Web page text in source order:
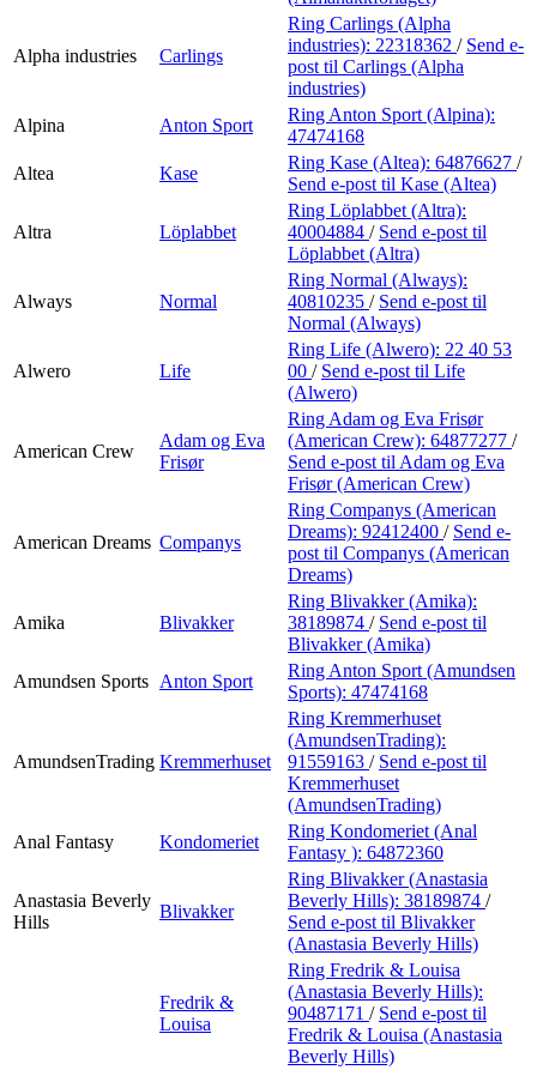
Alpha industries Carlings
Ring Carlings (Alpha
industries): 22318362 / Send e-
post til Carlings (Alpha
industries)
Alpina
Anton Sport
Ring Anton Sport (Alpina):
47474168
Altea
Kase
Ring Kase (Altea): 64876627 /
Send e-post til Kase (Altea)
Altra Löplabbet
Ring Löplabbet (Altra):
40004884 / Send e-post til
Löplabbet (Altra)
Always Normal
Ring Normal (Always):
40810235 / Send e-post til
Normal (Always)
Alwero Life
Ring Life (Alwero): 22 40 53
00 / Send e-post til Life
(Alwero)
American Crew
Adam og Eva
Frisør
Ring Adam og Eva Frisør
(American Crew): 64877277 /
Send e-post til Adam og Eva
Frisør (American Crew)
American Dreams Companys
Ring Companys (American
Dreams): 92412400 / Send e-
post til Companys (American
Dreams)
Amika Blivakker
Ring Blivakker (Amika):
38189874 / Send e-post til
Blivakker (Amika)
Amundsen Sports Anton Sport
Ring Anton Sport (Amundsen
Sports): 47474168
AmundsenTrading Kremmerhuset
Ring Kremmerhuset
(AmundsenTrading):
91559163 / Send e-post til
Kremmerhuset
(AmundsenTrading)
Anal Fantasy
Kondomeriet
Ring Kondomeriet (Anal
Fantasy ): 64872360
Anastasia Beverly
Hills
Blivakker
Ring Blivakker (Anastasia
Beverly Hills): 38189874 /
Send e-post til Blivakker
(Anastasia Beverly Hills)
Fredrik &
Louisa
Ring Fredrik & Louisa
(Anastasia Beverly Hills):
90487171 / Send e-post til
Fredrik & Louisa (Anastasia
Beverly Hills)